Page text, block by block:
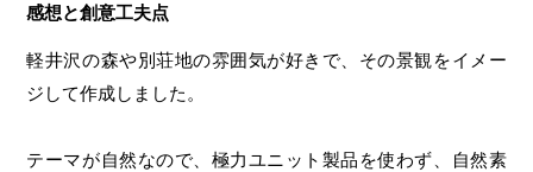
感想と創意工夫点
軽井沢の森や別荘地の雰囲気が好きで、その景観をイメー
ジして作成しました。
テーマが自然なので、極力ユニット製品を使わず、自然素